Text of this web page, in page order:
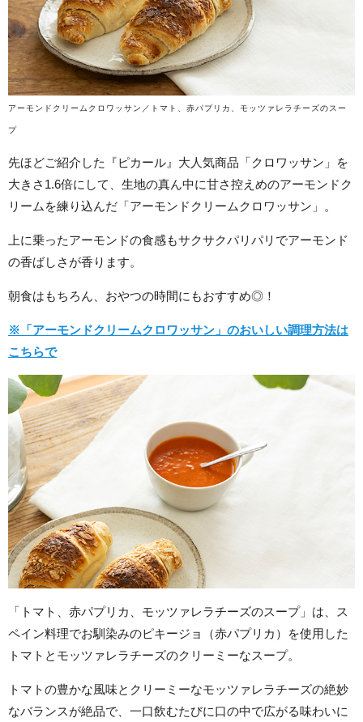
アーモンドクリームクロワッサン／トマト、赤パプリカ、モッツァレラチーズのスー
プ
先ほどご紹介した『ピカール』大人気商品「クロワッサン」を
大きさ1.6倍にして、生地の真ん中に甘さ控えめのアーモンドク
リームを練り込んだ「アーモンドクリームクロワッサン」。
上に乗ったアーモンドの食感もサクサクパリパリでアーモンド
の香ばしさが香ります。
朝食はもちろん、おやつの時間にもおすすめ◎！
※「アーモンドクリームクロワッサン」のおいしい調理方法は
こちらで
「トマト、赤パプリカ、モッツァレラチーズのスープ」は、ス
ペイン料理でお馴染みのピキージョ（赤パプリカ）を使用した
トマトとモッツァレラチーズのクリーミーなスープ。
トマトの豊かな風味とクリーミーなモッツァレラチーズの絶妙
なバランスが絶品で、一口飲むたびに口の中で広がる味わいに